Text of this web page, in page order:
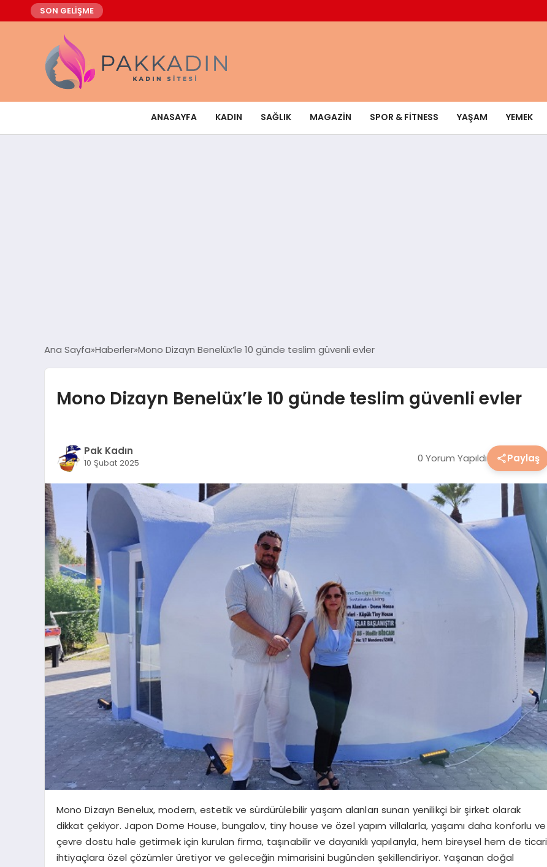
SON GELİŞME
ANASAYFA KADIN SAĞLIK MAGAZIN SPOR & FITNESS YAŞAM YEMEK
Ana Sayfa Haberler Mono Dizayn Benelüx’le 10 günde teslim güvenli evler
Mono Dizayn Benelüx’le 10 günde teslim güvenli evler
Pak Kadın
10 Şubat 2025 0 Yorum Yapıldı Paylaş
Mono Dizayn Benelux, modern, estetik ve sürdürülebilir yaşam alanları sunan yenilikçi bir şirket olarak
dikkat çekiyor. Japon Dome House, bungalov, tiny house ve özel yapım villalarla, yaşamı daha konforlu ve
çevre dostu hale getirmek için kurulan firma, taşınabilir ve dayanıklı yapılarıyla, hem bireysel hem de ticari
ihtiyaçlara özel çözümler üretiyor ve geleceğin mimarisini bugünden şekillendiriyor. Yaşanan doğal